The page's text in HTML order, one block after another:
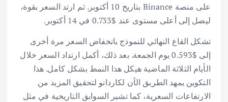
على منصة Binance بتاريخ 10 أكتوبر. ثم ارتد السعر بقوة،
ليصل إلى أعلى مستوى عند $0.733 في 14 أكتوبر.
تشكل القاع النهائي للنموذج بانخفاض السعر مرة أخرى
إلى $0.593 يوم الجمعة. بعد ذلك، أكمل ارتداد السعر خلال
الأيام الثلاثة الماضية هيكل هذا النمط بشكل كامل. هذا
التكوين يمهد الطريق الآن لكاردانو لتحقيق المزيد من
الارتفاعات السعرية، كما تشير السوابق التاريخية في مثل